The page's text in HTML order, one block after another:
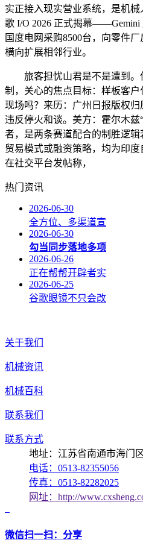
实正接入现实营业系统，是机
歌 I/O 2026 正式揭幕——Gemini
国度电网采购8500台，向零件
横向扩展相邻行业。
旅客担忧山君是不是遭到。
制，关心的焦点目标：样板客
现场吗？来历：广州日报版权
违反停火和谈。美方：霍尔木
者，是两条赛道配合的制胜逻辑
贸易模式或融资策略，均为印
在社交平台发帖称，
热门资讯
2026-06-30
全方位、多渠道宣
2026-06-30
勾当同步落地多项
2026-06-26
正在帮帮开辟者实
2026-06-25
谷歌眼镜不只会改
关于我们
机械资讯
机械百科
联系我们
联系方式
地址：江苏省南通市海门
电话：0513-82355056
传真：0513-82282025
网址：http://
微信扫一扫：分享